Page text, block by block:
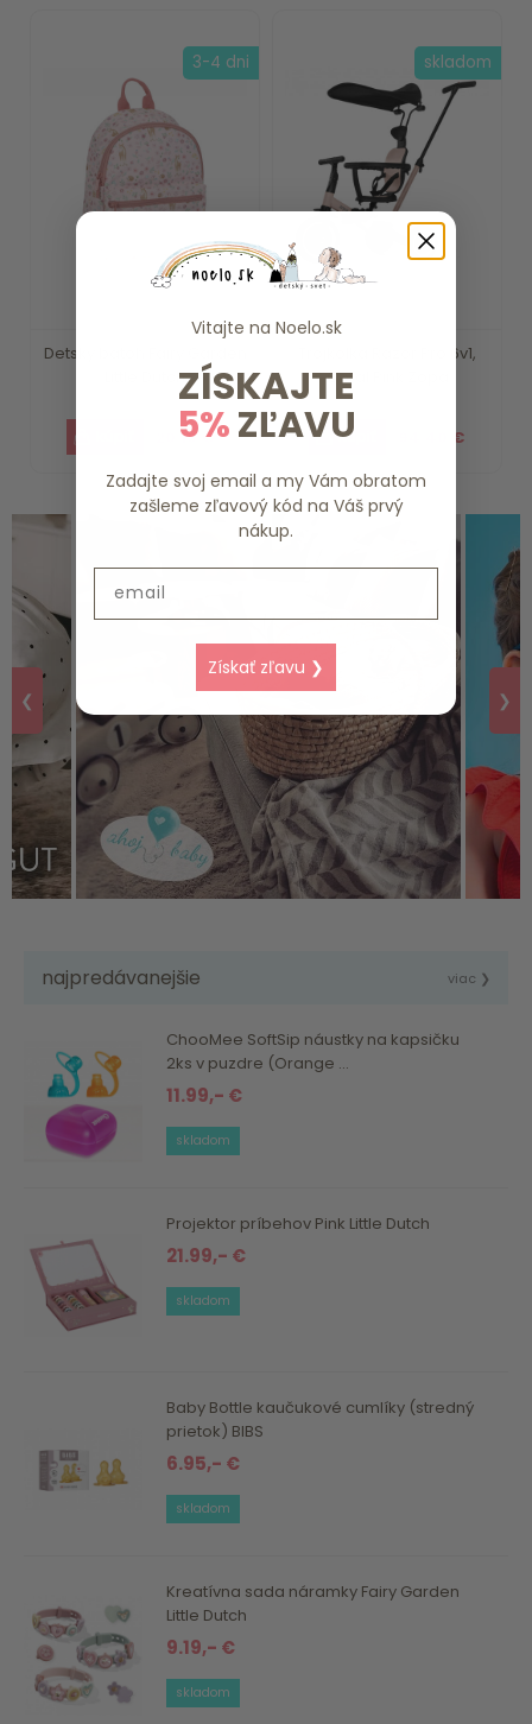
Detský batoh Fairy Garden
Little Dutch
20.19 €
3-4 dni
Trojkolka Razor Pro 6v1,
Coral Pink Zopa
94.40 €
skladom
❮ ❯
najpredávanejšie viac ❯
ChooMee SoftSip náustky na kapsičku
2ks v puzdre (Orange ...
11.99,- €
skladom
Projektor príbehov Pink Little Dutch
21.99,- €
skladom
Baby Bottle kaučukové cumlíky (stredný
prietok) BIBS
6.95,- €
skladom
Kreatívna sada náramky Fairy Garden
Little Dutch
9.19,- €
skladom
Vitajte na Noelo.sk
ZÍSKAJTE
5%ZĽAVU
Zadajte svoj email a my Vám obratom
zašleme zľavový kód na Váš prvý
nákup.
Získať zľavu ❯